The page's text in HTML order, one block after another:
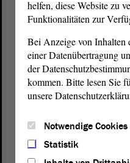
Absicht, dass diese
zwischen 2030 und
aufzubauen und mit
Salzgitter, im Jahre
Das setzt voraus, dass
damit natürlich diese
helfen, diese Website zu
Funktionalitäten zur
Bei Anzeige von Inhalten
einer Datenübertragung
der
kommen. Bitte lesen Sie
unsere
Notwendige Cookies
Statistik